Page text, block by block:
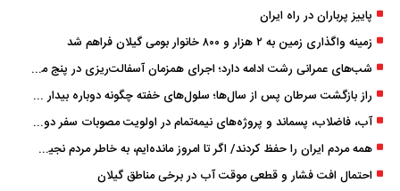
پاییز پرباران در راه ایران
زمینه واگذاری زمین به ۲ هزار و ۸۰۰ خانوار بومی گیلان فراهم شد
شب‌های عمرانی رشت ادامه دارد؛ اجرای همزمان آسفالت‌ریزی در پنج منطقه شهری
راز بازگشت سرطان پس از سال‌ها؛ سلول‌های خفته چگونه دوباره بیدار می‌شوند؟
آب، فاضلاب، پسماند و پروژه‌های نیمه‌تمام در اولویت مصوبات سفر دولت
همه مردم ایران را حفظ کردند/ اگر تا امروز مانده‌ایم، به ‌خاطر مردم نجیب ایران بوده است
احتمال افت فشار و قطعی موقت آب در برخی مناطق گیلان